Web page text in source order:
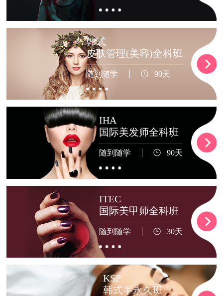
韩式
皮肤管理(美容)全科班
随到随学 90天
IHA
国际美发师全科班
随到随学 90天
ITEC
国际美甲师全科班
随到随学 30天
KSP
韩式半永久班